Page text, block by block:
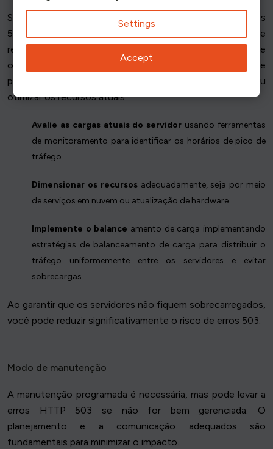
Servidores sobrecarregados são a principal causa de erros
503. Os recursos limitados do servidor e as restrições de
recursos podem levar à sobrecarga, especialmente durante
o alto tráfego ou picos inesperados. Para resolver esse
problema, considere aumentar a capacidade do servidor ou
otimizar os recursos atuais.
Avalie as cargas atuais do servidor usando ferramentas
de monitoramento para identificar os horários de pico de
tráfego.
Dimensionar os recursosadequadamente, seja por meio
de serviços em nuvem ou atualização de hardware.
Implemente o balance amento de carga implementando
estratégias de balanceamento de carga para distribuir o
tráfego uniformemente entre os servidores e evitar
sobrecargas.
Ao garantir que os servidores não fiquem sobrecarregados,
você pode reduzir significativamente o risco de erros 503.
Modo de manutenção
A manutenção programada é necessária, mas pode levar a
erros HTTP 503 se não for bem gerenciada. O
planejamento e a comunicação adequados são
fundamentais para minimizar o impacto.
Settings
Accept